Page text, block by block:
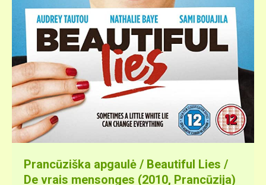
Prancūziška apgaulė / Beautiful Lies /
De vrais mensonges (2010, Prancūzija)